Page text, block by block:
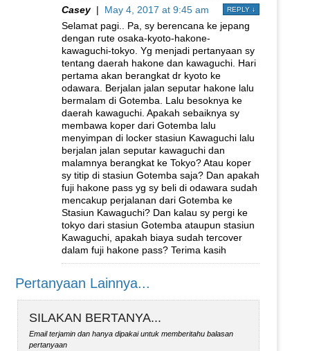
Casey| May 4, 2017 at 9:45 am REPLY ↓
Selamat pagi.. Pa, sy berencana ke jepang
dengan rute osaka-kyoto-hakone-
kawaguchi-tokyo. Yg menjadi pertanyaan sy
tentang daerah hakone dan kawaguchi. Hari
pertama akan berangkat dr kyoto ke
odawara. Berjalan jalan seputar hakone lalu
bermalam di Gotemba. Lalu besoknya ke
daerah kawaguchi. Apakah sebaiknya sy
membawa koper dari Gotemba lalu
menyimpan di locker stasiun Kawaguchi lalu
berjalan jalan seputar kawaguchi dan
malamnya berangkat ke Tokyo? Atau koper
sy titip di stasiun Gotemba saja? Dan apakah
fuji hakone pass yg sy beli di odawara sudah
mencakup perjalanan dari Gotemba ke
Stasiun Kawaguchi? Dan kalau sy pergi ke
tokyo dari stasiun Gotemba ataupun stasiun
Kawaguchi, apakah biaya sudah tercover
dalam fuji hakone pass? Terima kasih
Pertanyaan Lainnya...
SILAKAN BERTANYA...
Email terjamin dan hanya dipakai untuk memberitahu balasan
pertanyaan